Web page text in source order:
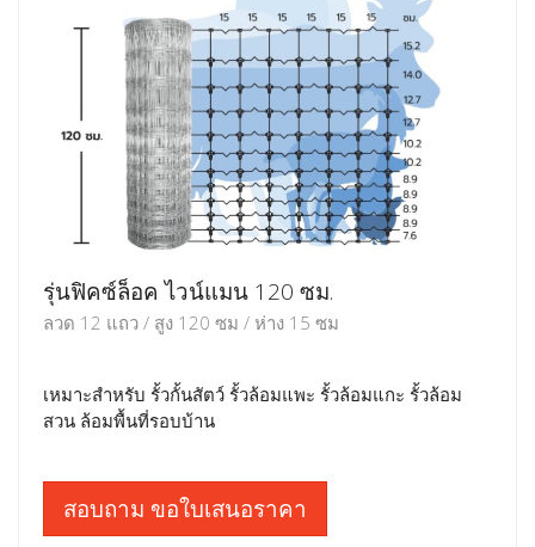
รุ่นฟิคซ์ล็อค ไวน์แมน 120 ซม.
ลวด 12 แถว / สูง 120 ซม / ห่าง 15 ซม
เหมาะสำหรับ รั้วกั้นสัตว์ รั้วล้อมแพะ รั้วล้อมแกะ รั้วล้อม
สวน ล้อมพื้นที่รอบบ้าน
สอบถาม ขอใบเสนอราคา